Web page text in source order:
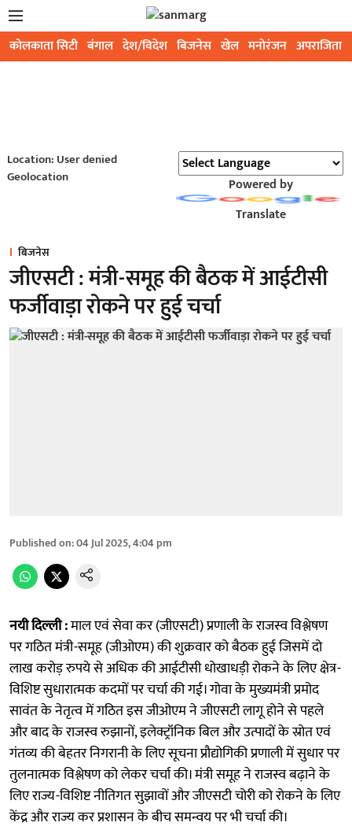
कोलकाता सिटी बंगाल देश/विदेश बिजनेस खेल मनोरंजन अपराजिता
Location: User denied
Geolocation
Powered by
Translate
बिजनेस
जीएसटी : मंत्री-समूह की बैठक में आईटीसी
फर्जीवाड़ा रोकने पर हुई चर्चा
Published on:04 Jul 2025, 4:04 pm
नयी दिल्ली :माल एवं सेवा कर (जीएसटी) प्रणाली के राजस्व विश्लेषण
पर गठित मंत्री-समूह (जीओएम) की शुक्रवार को बैठक हुई जिसमें दो
लाख करोड़ रुपये से अधिक की आईटीसी धोखाधड़ी रोकने के लिए क्षेत्र-
विशिष्ट सुधारात्मक कदमों पर चर्चा की गई। गोवा के मुख्यमंत्री प्रमोद
सावंत के नेतृत्व में गठित इस जीओएम ने जीएसटी लागू होने से पहले
और बाद के राजस्व रुझानों, इलेक्ट्रॉनिक बिल और उत्पादों के स्रोत एवं
गंतव्य की बेहतर निगरानी के लिए सूचना प्रौद्योगिकी प्रणाली में सुधार पर
तुलनात्मक विश्लेषण को लेकर चर्चा की। मंत्री समूह ने राजस्व बढ़ाने के
लिए राज्य-विशिष्ट नीतिगत सुझावों और जीएसटी चोरी को रोकने के लिए
केंद्र और राज्य कर प्रशासन के बीच समन्वय पर भी चर्चा की।